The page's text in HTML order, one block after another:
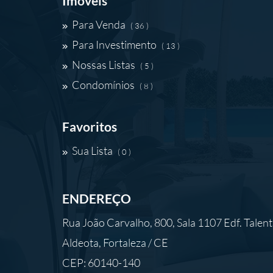
Para Venda ( 36 )
Para Investimento ( 13 )
Nossas Listas ( 5 )
Condomínios ( 8 )
Favoritos
Sua Lista ( 0 )
ENDEREÇO
Rua João Carvalho, 800, Sala 1107 Edf.
Aldeota, Fortaleza / CE
CEP: 60140-140